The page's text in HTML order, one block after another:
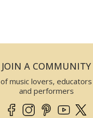
JOIN A COMMUNITY
of music lovers, educators
and performers